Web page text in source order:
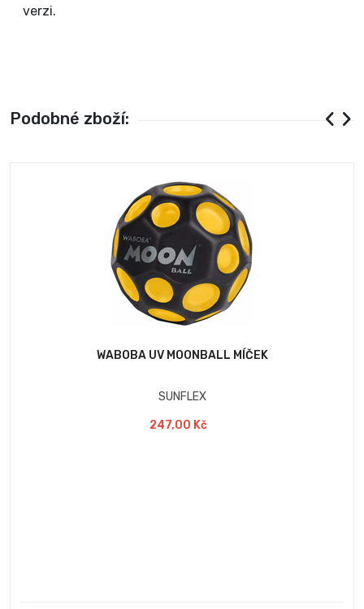
verzi.
Podobné zboží:
WABOBA UV MOONBALL MÍČEK
SUNFLEX
247,00 Kč